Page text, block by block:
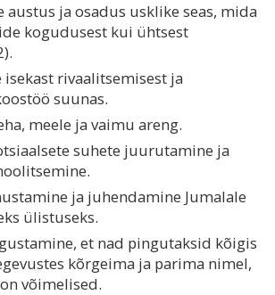
austus ja osadus usklike seas, mida
kogudusest kui ühtsest
isekast rivaalitsemisest ja
suunas.
meele ja vaimu areng.
suhete juurutamine ja
ja juhendamine Jumalale
ülistuseks.
et nad pingutaksid kõigis
kõrgeima ja parima nimel,
võimelised.